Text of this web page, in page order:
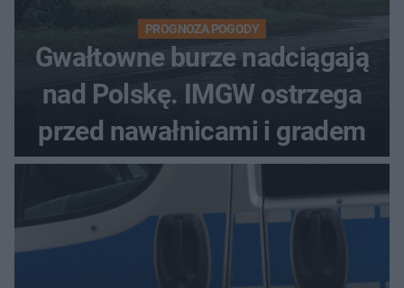
PROGNOZA POGODY
Gwałtowne burze nadciągają
nad Polskę. IMGW ostrzega
przed nawałnicami i gradem